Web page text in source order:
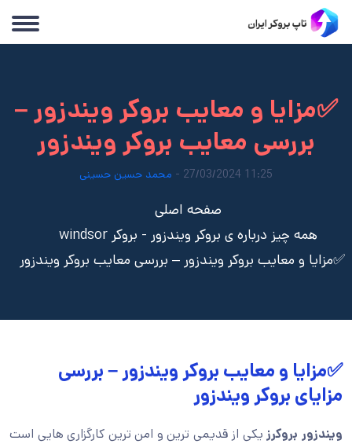
✅مزایا و معایب بروکر ویندزور –
بررسی معایب بروکر ویندزور
11:25 27/03/2024 - محمد حسین حسینی
صفحه اصلی
همه چیز درباره ی بروکر ویندزور - بروکر windsor
✅مزایا و معایب بروکر ویندزور – بررسی معایب بروکر ویندزور
✅مزایا و معایب بروکر ویندزور – بررسی
مزایای بروکر ویندزور
ویندزور بروکرزیکی از قدیمی ترین و امن ترین کارگزاری هایی است